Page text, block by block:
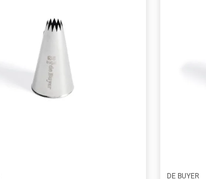
DE BUYER